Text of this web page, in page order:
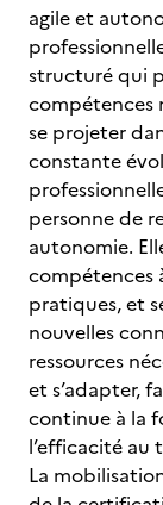
agile et
structuré qui
compétences
se projeter
constante
personne de
autonomie.
compétences
pratiques, et
nouvelles
ressources
et s’adapter,
continue à la
l’efficacité au
La